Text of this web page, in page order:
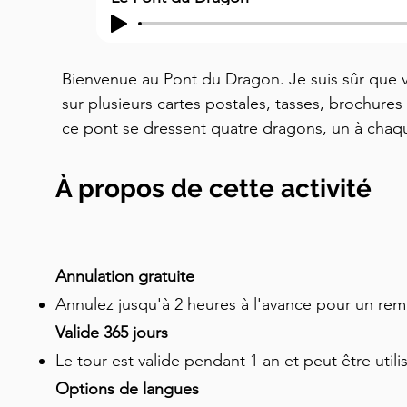
Bienvenue au Pont du Dragon. Je suis sûr que
sur plusieurs cartes postales, tasses,
ce pont se dressent quatre dragons, un à
été construit il y a un peu plus de cent ans, en
anniversaire sur le trône de l'empereur des
resté. Maintenant, pour la grande question.
un pont de Ljubljana ? Et vous pouvez aussi le
son drapeau et les plaques d'immatriculation
légende qui remonte à très longtemps. Selon
Jason, rentrant chez lui après sa quête de la
a navigué jusqu'aux marais près d'ici en
À propos de cette activité
Annulation gratuite
Annulez jusqu'à 2 heures à l'avance pour un
Valide 365 jours
Le tour est valide pendant 1 an et peut être
Options de langues